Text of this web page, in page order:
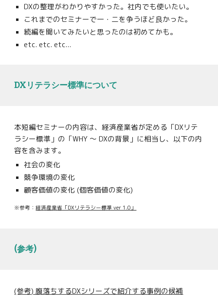
DXの整理がわかりやすかった。社内でも使いたい。
これまでのセミナーで一・二を争うほど良かった。
続編を聞いてみたいと思ったのは初めてかも。
etc. etc. etc...
DXリテラシー標準について
本短編セミナーの内容は、経済産業省が定める「DXリテ
ラシー標準」の「WHY 〜 DXの背景」に相当し、以下の内
容を含みます。
社会の変化
競争環境の変化
顧客価値の変化 (個客価値の変化)
※参考：経済産業省「DXリテラシー標準 ver 1.0」
(参考)
(参考) 腹落ちするDXシリーズで紹介する事例の候補